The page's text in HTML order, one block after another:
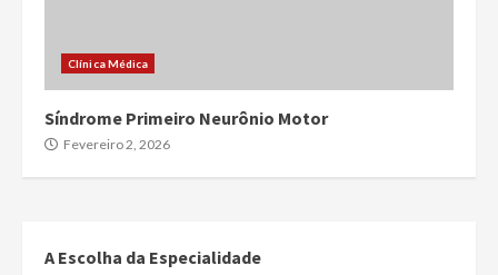
Clínica Médica
Síndrome Primeiro Neurônio Motor
Fevereiro 2, 2026
A Escolha da Especialidade